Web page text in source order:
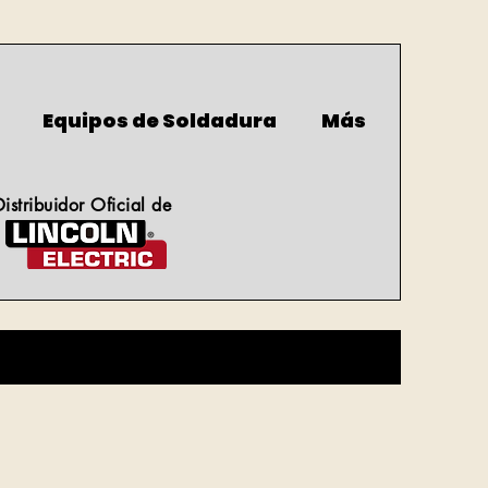
Equipos de Soldadura Más
Oficial de